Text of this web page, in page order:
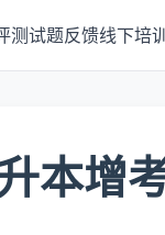
测试题反馈线下培
本增